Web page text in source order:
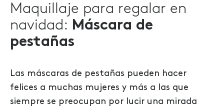
Maquillaje para regalar en
navidad: Máscara de
pestañas
Las máscaras de pestañas pueden hacer
felices a muchas mujeres y más a las que
siempre se preocupan por lucir una mirada